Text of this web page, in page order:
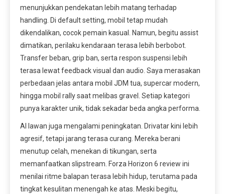
menunjukkan pendekatan lebih matang terhadap
handling. Di default setting, mobil tetap mudah
dikendalikan, cocok pemain kasual. Namun, begitu assist
dimatikan, perilaku kendaraan terasa lebih berbobot.
Transfer beban, grip ban, serta respon suspensi lebih
terasa lewat feedback visual dan audio. Saya merasakan
perbedaan jelas antara mobil JDM tua, supercar modern,
hingga mobil rally saat melibas gravel. Setiap kategori
punya karakter unik, tidak sekadar beda angka performa.
AI lawan juga mengalami peningkatan. Drivatar kini lebih
agresif, tetapi jarang terasa curang. Mereka berani
menutup celah, menekan di tikungan, serta
memanfaatkan slipstream. Forza Horizon 6 review ini
menilai ritme balapan terasa lebih hidup, terutama pada
tingkat kesulitan menengah ke atas. Meski begitu,